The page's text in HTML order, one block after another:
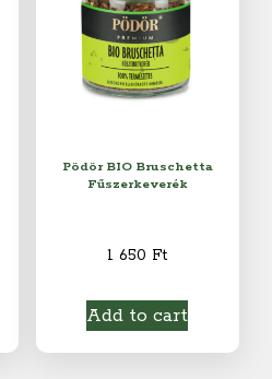
Pödör BIO Bruschetta
Fűszerkeverék
1 650 Ft
Add to cart